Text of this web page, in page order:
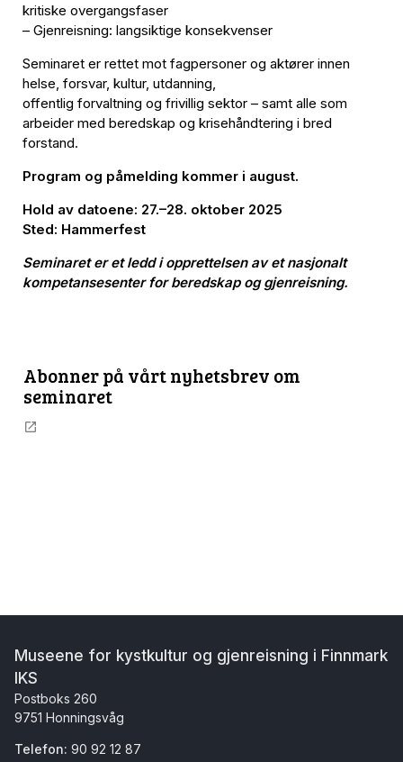
kritiske overgangsfaser
– Gjenreisning: langsiktige konsekvenser
Seminaret er rettet mot fagpersoner og aktører innen
helse, forsvar, kultur, utdanning,
offentlig forvaltning og frivillig sektor – samt alle som
arbeider med beredskap og krisehåndtering i bred
forstand.
Program og påmelding kommer i august.
Hold av datoene: 27.–28. oktober 2025
Sted: Hammerfest
Seminaret er et ledd i opprettelsen av et nasjonalt
kompetansesenter for beredskap og gjenreisning.
Abonner på vårt nyhetsbrev om
seminaret
Museene for kystkultur og gjenreisning i Finnmark
IKS
Postboks 260
9751 Honningsvåg
Telefon: 90 92 12 87